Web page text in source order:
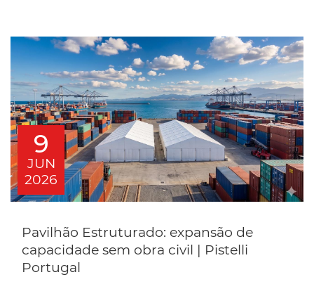
9
JUN
2026
Pavilhão Estruturado: expansão de
capacidade sem obra civil | Pistelli
Portugal